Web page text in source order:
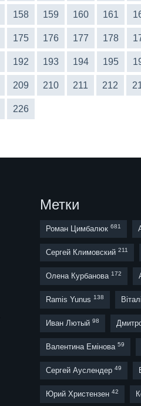
158 159 160 161
175 176 177 178
192 193 194 195
209 210 211 212
226
Метки
Роман Цимбалюк 681
Сергей Климовский 211
Олена Курбанова 172
Ramis Yunus 138
Иван Лютый 98
Валентина Емінова 59
Сергей Ауслендер 49
Юрий Христензен 42